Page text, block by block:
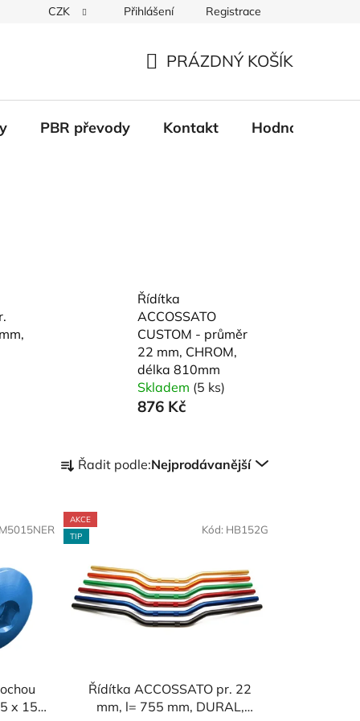
Věrnostní systém Moje objednávka
CZK Přihlášení Registrace
KOŠÍK
PRÁZDNÝ KOŠÍK
PBR převody Kontakt Hodnocení
Řídítka
ACCOSSATO
CUSTOM - průměr
22 mm, CHROM,
délka 810mm
Skladem (5 ks)
876 Kč
a
e
n
Řadit podle:Nejprodávanější
x 15
AKCE
TIP
Řídítka ACCOSSATO pr. 22
mm, l= 755 mm, DURAL,
Kód: HB152G